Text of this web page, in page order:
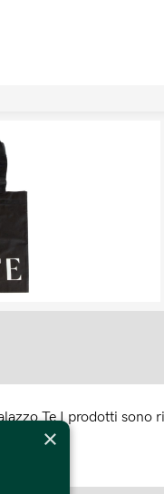
Te I prodotti
×